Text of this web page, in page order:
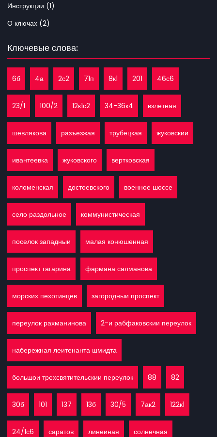
Инструкции (1)
О ключах (2)
Ключевые слова:
6б 4а 2с2 71п 8к1 201 46с6
23/1 100/2 12к1с2 34-36к4 взлетная
шевлякова разъезжая трубецкая жуковскии
ивантеевка жуковского вертковская
коломенская достоевского военное шоссе
село раздольное коммунистическая
поселок западныи малая конюшенная
проспект гагарина фармана салманова
морских пехотинцев загородныи проспект
переулок рахманинова 2-и рабфаковскии переулок
набережная леитенанта шмидта
большои трехсвятительскии переулок 88 82
30б 101 137 13б 30/5 7ак2 122к1
24/1с6 саратов линеиная солнечная